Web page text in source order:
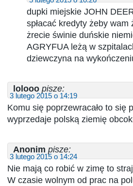
dupki miejskie JOHN
spłacać kredyty żeby
żrecie świnie duńskie
AGRYFUA leżą w
dziewczyna na
lolooo pisze:
3 lutego 2015 o 14:19
Komu się poprzewracało to się
wyprzedaje polską ziemię
Anonim pisze:
3 lutego 2015 o 14:24
Nie mają co robić w zimę to
W czasie wolnym od prac na